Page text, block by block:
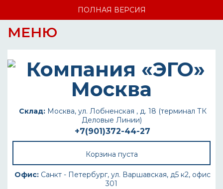
ПОЛНАЯ ВЕРСИЯ
МЕНЮ
Склад:Москва, ул. Лобненская , д. 18 (терминал ТК
Деловые Линии)
+7(901)372-44-27
Корзина пуста
Офис: Санкт - Петербург, ул. Варшавская, д5 к2, офис
301